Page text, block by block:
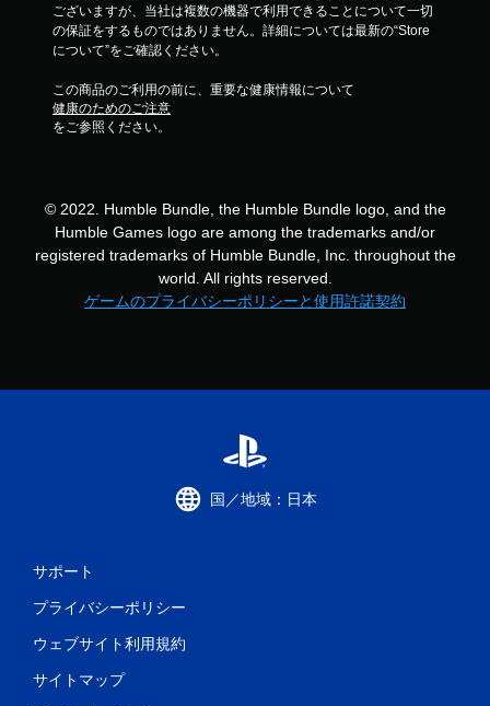
ございますが、当社は複数の機器で利用できることについて一切
の保証をするものではありません。詳細については最新の“Store
について”をご確認ください。
この商品のご利用の前に、重要な健康情報について
健康のためのご注意
をご参照ください。
© 2022. Humble Bundle, the Humble Bundle logo, and the
Humble Games logo are among the trademarks and/or
registered trademarks of Humble Bundle, Inc. throughout the
world. All rights reserved.
ゲームのプライバシーポリシーと使用許諾契約
国／地域：日本
サポート
プライバシーポリシー
ウェブサイト利用規約
サイトマップ